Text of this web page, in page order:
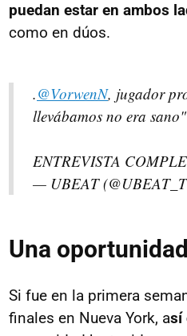
puedan estar en ambos
como en dúos.
.@VorwenN, jugador
llevábamos no era sano"
ENTREVISTA
— UBEAT
Una
Si fue en la primera
finales en Nueva York, así